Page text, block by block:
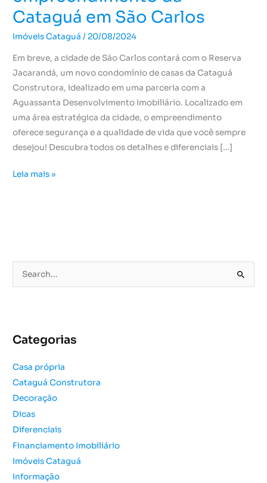
Cataguá em São Carlos
Imóveis Cataguá / 20/08/2024
Em breve, a cidade de São Carlos contará com o Reserva
Jacarandá, um novo condomínio de casas da Cataguá
Construtora, idealizado em uma parceria com a
Aguassanta Desenvolvimento Imobiliário. Localizado em
uma área estratégica da cidade, o empreendimento
oferece segurança e a qualidade de vida que você sempre
desejou! Descubra todos os detalhes e diferenciais […]
Leia mais »
e
i
a
r
p
o
r
Categorias
Casa própria
Cataguá Construtora
Decoração
Dicas
Diferenciais
Financiamento Imobiliário
Imóveis Cataguá
Informação